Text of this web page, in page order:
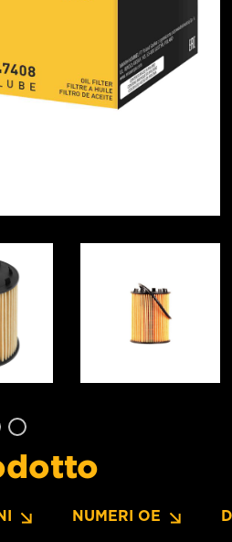
NUMERI OE